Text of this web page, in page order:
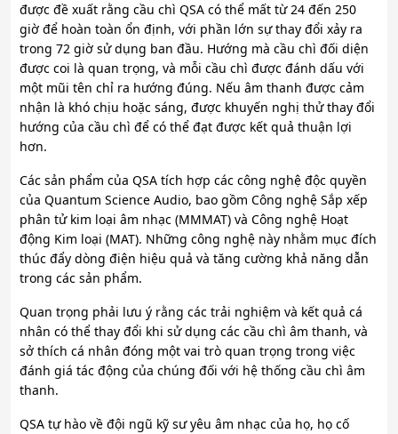
được đề xuất rằng cầu chì QSA có thể mất từ 24 đến 250
giờ để hoàn toàn ổn định, với phần lớn sự thay đổi xảy ra
trong 72 giờ sử dụng ban đầu. Hướng mà cầu chì đối diện
được coi là quan trọng, và mỗi cầu chì được đánh dấu với
một mũi tên chỉ ra hướng đúng. Nếu âm thanh được cảm
nhận là khó chịu hoặc sáng, được khuyến nghị thử thay đổi
hướng của cầu chì để có thể đạt được kết quả thuận lợi
hơn.
Các sản phẩm của QSA tích hợp các công nghệ độc quyền
của Quantum Science Audio, bao gồm Công nghệ Sắp xếp
phân tử kim loại âm nhạc (MMMAT) và Công nghệ Hoạt
động Kim loại (MAT). Những công nghệ này nhằm mục đích
thúc đẩy dòng điện hiệu quả và tăng cường khả năng dẫn
trong các sản phẩm.
Quan trọng phải lưu ý rằng các trải nghiệm và kết quả cá
nhân có thể thay đổi khi sử dụng các cầu chì âm thanh, và
sở thích cá nhân đóng một vai trò quan trọng trong việc
đánh giá tác động của chúng đối với hệ thống cầu chì âm
thanh.
QSA tự hào về đội ngũ kỹ sư yêu âm nhạc của họ, họ cố